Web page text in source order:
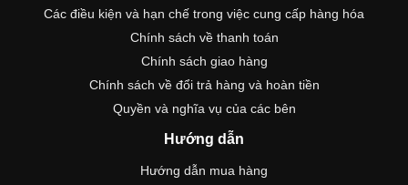
Các điều kiện và hạn chế trong việc cung cấp hàng hóa
Chính sách về thanh toán
Chính sách giao hàng
Chính sách về đổi trả hàng và hoàn tiền
Quyền và nghĩa vụ của các bên
Hướng dẫn
Hướng dẫn mua hàng